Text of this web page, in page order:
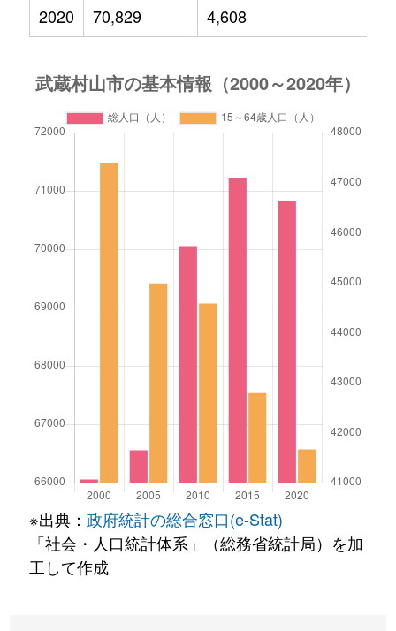
2020
70,829 4,608
※出典： 政府統計の総合窓口(e-Stat)
「社会・人口統計体系」（総務省統計局）を加
工して作成